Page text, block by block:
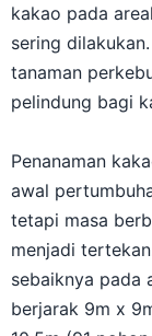
kakao pada
sering
tanaman
pelindung bagi
Penanaman
awal
tetapi masa
menjadi
sebaiknya pada
berjarak 9m x